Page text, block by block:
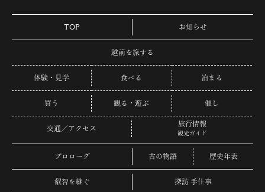
TOP お知らせ
越前を旅する
体験・見学 食べる 泊まる
買う 観る・遊ぶ 催し
交通／アクセス
旅行情報
観光ガイド
プロローグ 古の物語 歴史年表
叡智を継ぐ 探訪 手仕事